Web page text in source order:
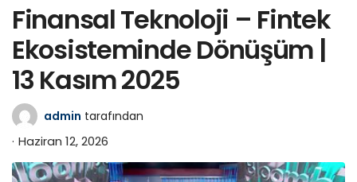
Finansal Teknoloji – Fintek
Ekosisteminde Dönüşüm |
13 Kasım 2025
admin tarafından
Haziran 12, 2026